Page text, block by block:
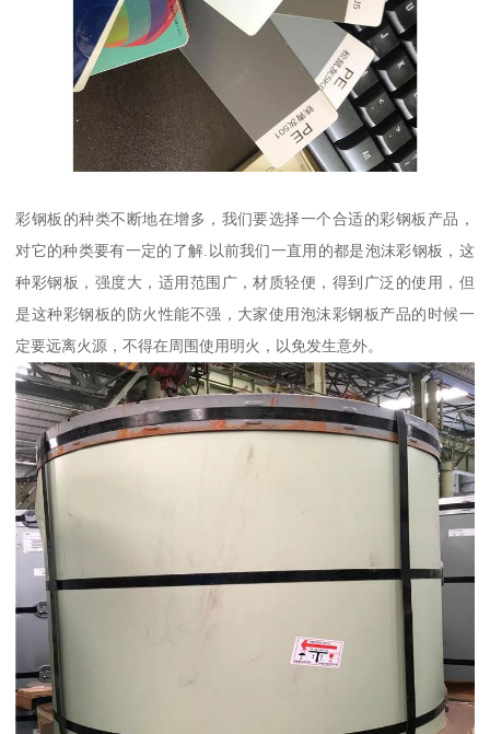
彩钢板的种类不断地在增多，我们要选择一个合适的彩钢板产品，
对它的种类要有一定的了解.以前我们一直用的都是泡沫彩钢板，这
种彩钢板，强度大，适用范围广，材质轻便，得到广泛的使用，但
是这种彩钢板的防火性能不强，大家使用泡沫彩钢板产品的时候一
定要远离火源，不得在周围使用明火，以免发生意外。